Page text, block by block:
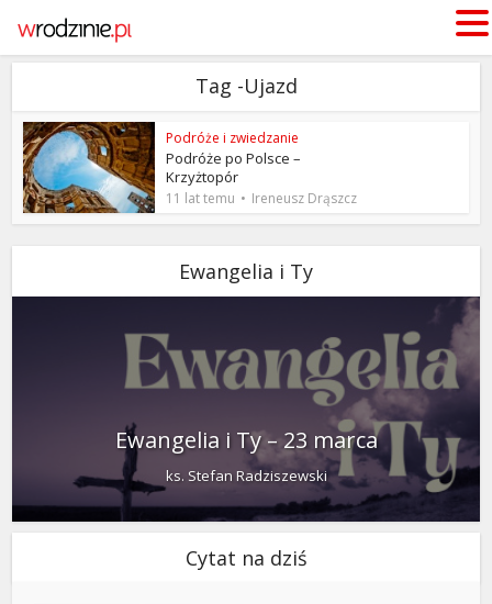
Tag -Ujazd
Podróże i zwiedzanie
Podróże po Polsce –
Krzyżtopór
11 lat temu Ireneusz Drąszcz
Ewangelia i Ty
Ewangelia i Ty – 23 marca
ks. Stefan Radziszewski
Cytat na dziś